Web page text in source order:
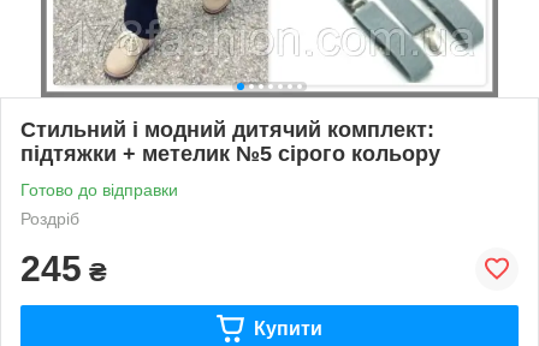
Стильний і модний дитячий комплект:
підтяжки + метелик №5 сірого кольору
Готово до відправки
Роздріб
245 ₴
Купити